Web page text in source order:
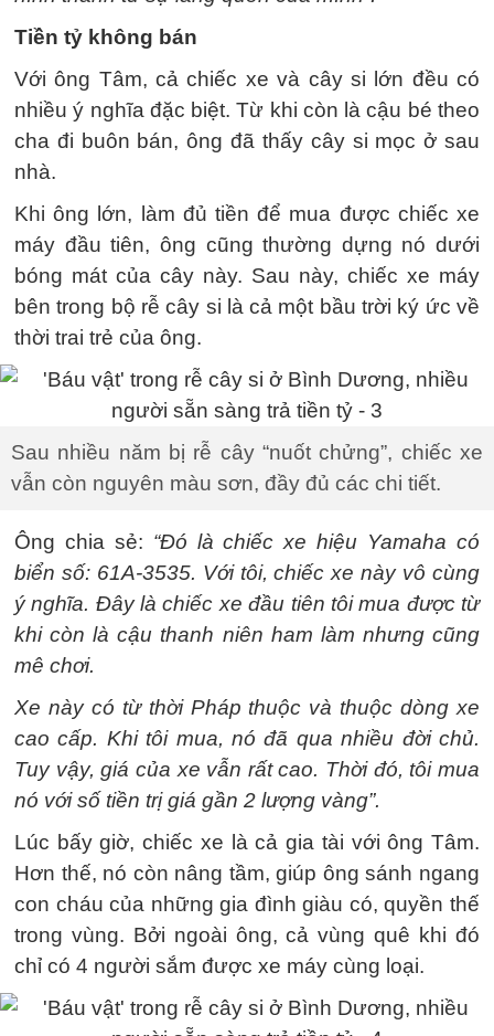
Tiền tỷ không bán
Với ông Tâm, cả chiếc xe và cây si lớn đều có
nhiều ý nghĩa đặc biệt. Từ khi còn là cậu bé theo
cha đi buôn bán, ông đã thấy cây si mọc ở sau
nhà.
Khi ông lớn, làm đủ tiền để mua được chiếc xe
máy đầu tiên, ông cũng thường dựng nó dưới
bóng mát của cây này. Sau này, chiếc xe máy
bên trong bộ rễ cây si là cả một bầu trời ký ức về
thời trai trẻ của ông.
Sau nhiều năm bị rễ cây “nuốt chửng”, chiếc xe
vẫn còn nguyên màu sơn, đầy đủ các chi tiết.
Ông chia sẻ: “Đó là chiếc xe hiệu Yamaha có
biển số: 61A-3535. Với tôi, chiếc xe này vô cùng
ý nghĩa. Đây là chiếc xe đầu tiên tôi mua được từ
khi còn là cậu thanh niên ham làm nhưng cũng
mê chơi.
Xe này có từ thời Pháp thuộc và thuộc dòng xe
cao cấp. Khi tôi mua, nó đã qua nhiều đời chủ.
Tuy vậy, giá của xe vẫn rất cao. Thời đó, tôi mua
nó với số tiền trị giá gần 2 lượng vàng”.
Lúc bấy giờ, chiếc xe là cả gia tài với ông Tâm.
Hơn thế, nó còn nâng tầm, giúp ông sánh ngang
con cháu của những gia đình giàu có, quyền thế
trong vùng. Bởi ngoài ông, cả vùng quê khi đó
chỉ có 4 người sắm được xe máy cùng loại.